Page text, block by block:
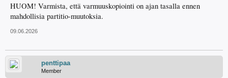
HUOM! Varmista, että varmuuskopiointi on ajan tasalla ennen
mahdollisia partitio-muutoksia.
09.06.2026
penttipaa
Member